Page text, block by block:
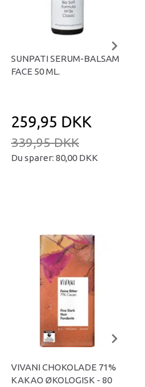
SUNPATI SERUM-BALSAM
FACE 50 ML.
259,95 DKK
339,95 DKK
Du sparer: 80,00 DKK
VIVANI CHOKOLADE 71%
KAKAO ØKOLOGISK - 80